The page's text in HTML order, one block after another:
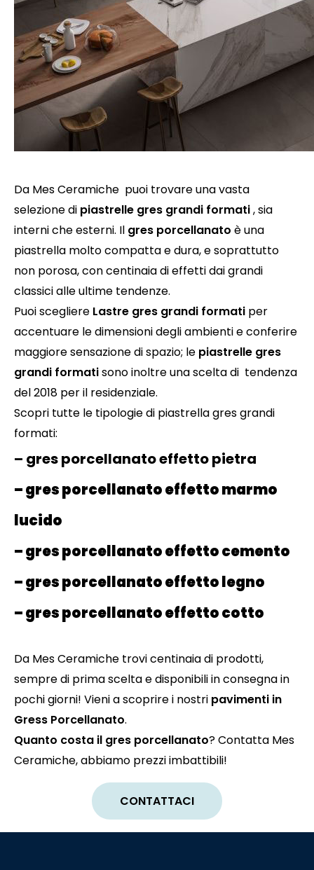
Da Mes Ceramiche puoi trovare una vasta
selezione di piastrelle gres grandi formati, sia
interni che esterni. Il gres porcellanato è una
piastrella molto compatta e dura, e soprattutto
non porosa, con centinaia di effetti dai grandi
classici alle ultime tendenze.
Puoi scegliere Lastre gres grandi formati per
accentuare le dimensioni degli ambienti e conferire
maggiore sensazione di spazio; le piastrelle gres
grandi formatisono inoltre una scelta di tendenza
del 2018 per il residenziale.
Scopri tutte le tipologie di piastrella gres grandi
formati:
– gres porcellanato effetto pietra
– gres porcellanato effetto marmo
lucido
– gres porcellanato effetto cemento
– gres porcellanato effetto legno
– gres porcellanato effetto cotto
Da Mes Ceramiche trovi centinaia di prodotti,
sempre di prima scelta e disponibili in consegna in
pochi giorni! Vieni a scoprire i nostri pavimenti in
Gress Porcellanato.
Quanto costa il gres porcellanato? Contatta Mes
Ceramiche, abbiamo prezzi imbattibili!
CONTATTACI